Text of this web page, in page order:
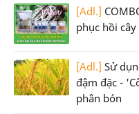
[Adl.]
phục hồi
[Adl.] Sử
đậm đặc -
phân bón